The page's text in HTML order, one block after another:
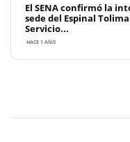
El SENA confirmó la
sede del Espinal
Servicio...
HACE 1 AÑO